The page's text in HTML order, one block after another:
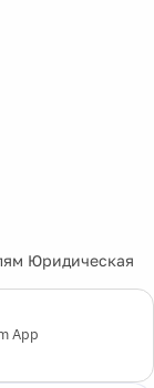
Юридическая
App